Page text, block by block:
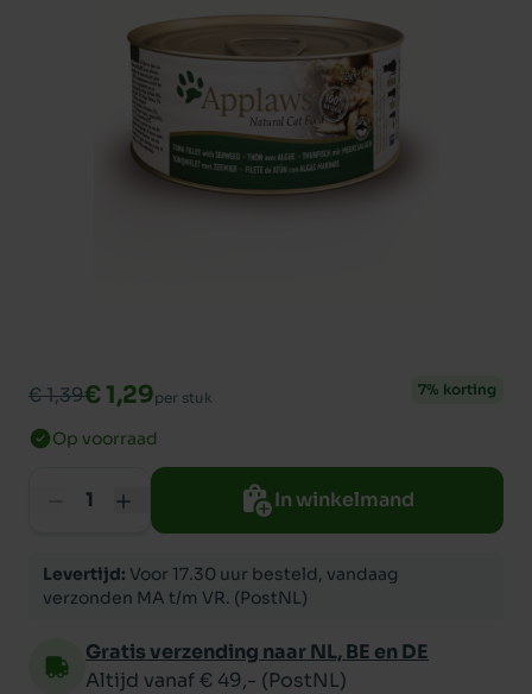
€ 1,39€ 1,29per stuk 7% korting
Op voorraad
In winkelmand
Levertijd: Voor 17.30 uur besteld, vandaag
verzonden MA t/m VR. (PostNL)
Gratis verzending naar NL, BE en DE
Altijd vanaf € 49,- (PostNL)